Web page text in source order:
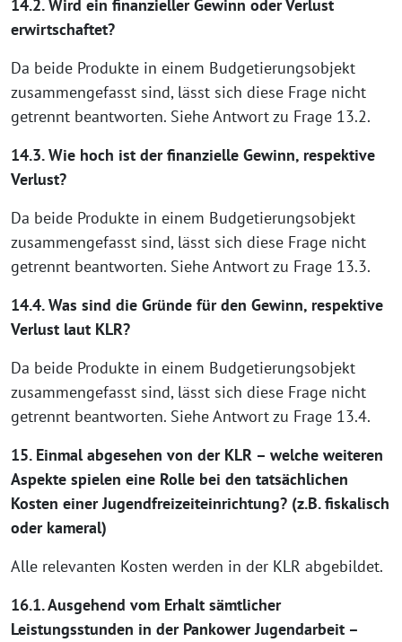
14.2. Wird ein finanzieller Gewinn oder Verlust
erwirtschaftet?
Da beide Produkte in einem Budgetierungsobjekt
zusammengefasst sind, lässt sich diese Frage nicht
getrennt beantworten. Siehe Antwort zu Frage 13.2.
14.3. Wie hoch ist der finanzielle Gewinn, respektive
Verlust?
Da beide Produkte in einem Budgetierungsobjekt
zusammengefasst sind, lässt sich diese Frage nicht
getrennt beantworten. Siehe Antwort zu Frage 13.3.
14.4. Was sind die Gründe für den Gewinn, respektive
Verlust laut KLR?
Da beide Produkte in einem Budgetierungsobjekt
zusammengefasst sind, lässt sich diese Frage nicht
getrennt beantworten. Siehe Antwort zu Frage 13.4.
15. Einmal abgesehen von der KLR – welche weiteren
Aspekte spielen eine Rolle bei den tatsächlichen
Kosten einer Jugendfreizeiteinrichtung? (z.B. fiskalisch
oder kameral)
Alle relevanten Kosten werden in der KLR abgebildet.
16.1. Ausgehend vom Erhalt sämtlicher
Leistungsstunden in der Pankower Jugendarbeit –